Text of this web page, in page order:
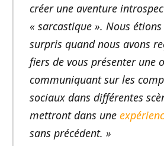
créer une aventure
« sarcastique ». Nous
surpris quand nous avons
fiers de vous présenter une
communiquant sur les
sociaux dans différentes
mettront dans une
sans précédent. »